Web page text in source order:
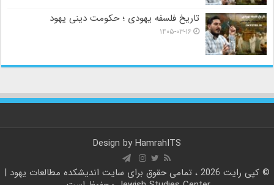
تاریخ فلسفه یهودی ؛ حکومت دینی یهود
۱۴۰۵-۰۳-۱۶
Design by HamrahITS
© کپی رایت 2026 ، تمامی حقوق برای سایت
اندیشکده مطالعات یهود |